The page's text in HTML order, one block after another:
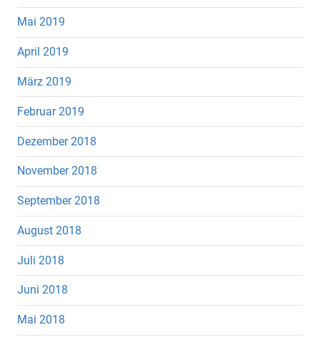
Mai 2019
April 2019
März 2019
Februar 2019
Dezember 2018
November 2018
September 2018
August 2018
Juli 2018
Juni 2018
Mai 2018